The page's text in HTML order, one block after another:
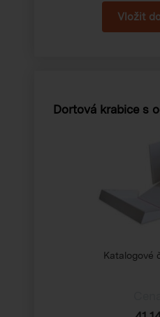
Dortová krabice s
Katalogové